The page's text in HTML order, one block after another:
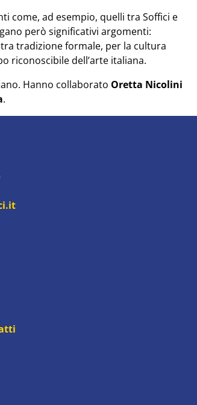
come, ad esempio, quelli tra Soffici e
però significativi argomenti:
tradizione formale, per la cultura
riconoscibile dell’arte italiana.
Hanno collaborato Oretta Nicolini
.